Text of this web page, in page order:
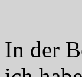
In der